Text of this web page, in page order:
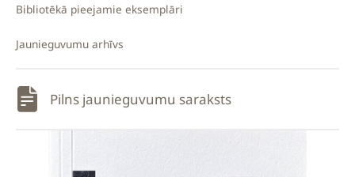
Bibliotēkā pieejamie eksemplāri
Jaunieguvumu arhīvs
Pilns jaunieguvumu saraksts